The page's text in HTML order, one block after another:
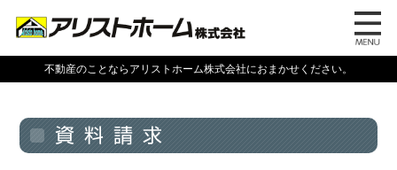
不動産のことならアリストホーム株式会社におまかせください。